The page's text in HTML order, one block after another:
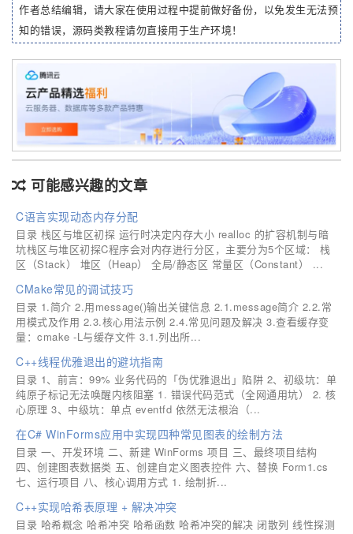
作者总结编辑，请大家在使用过程中提前做好备份，以免发生无法预
知的错误，源码类教程请勿直接用于生产环境！
可能感兴趣的文章
C语言实现动态内存分配
目录 栈区与堆区初探 运行时决定内存大小 realloc 的扩容机制与暗
坑栈区与堆区初探C程序会对内存进行分区，主要分为5个区域： 栈
区（Stack） 堆区（Heap） 全局/静态区 常量区（Constant） ...
CMake常见的调试技巧
目录 1.简介 2.用message()输出关键信息 2.1.message简介 2.2.常
用模式及作用 2.3.核心用法示例 2.4.常见问题及解决 3.查看缓存变
量：cmake -L与缓存文件 3.1.列出所...
C++线程优雅退出的避坑指南
目录 1、前言：99% 业务代码的「伪优雅退出」陷阱 2、初级坑：单
纯原子标记无法唤醒内核阻塞 1. 错误代码范式（全网通用坑） 2. 核
心原理 3、中级坑：单点 eventfd 依然无法根治（...
在C# WinForms应用中实现四种常见图表的绘制方法
目录 一、开发环境 二、新建 WinForms 项目 三、最终项目结构
四、创建图表数据类 五、创建自定义图表控件 六、替换 Form1.cs
七、运行项目 八、核心调用方式 1. 绘制折...
C++实现哈希表原理 + 解决冲突
目录 哈希概念 哈希冲突 哈希函数 哈希冲突的解决 闭散列 线性探测